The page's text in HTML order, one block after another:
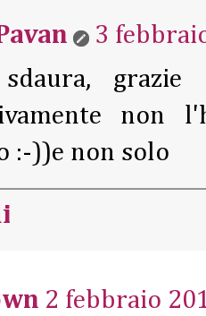
3
sdaura,
non
:-))e non solo
2 febbraio